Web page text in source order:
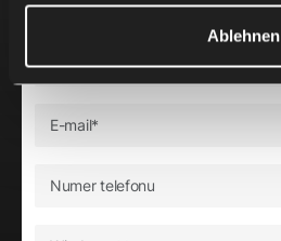
Ablehnen